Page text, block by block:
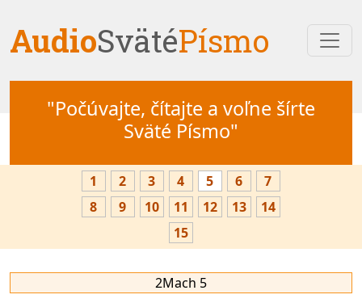
AudioSvätéPísmo
"Počúvajte, čítajte a voľne šírte
Sväté Písmo"
1 2 3 4 5 6
7
8
9 10 11 12 13
14
15
2Mach 5